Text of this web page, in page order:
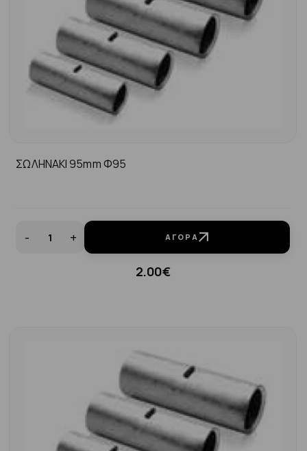
ΣΩΛΗΝΑΚΙ 95mm Φ95
- + ΑΓΟΡΆ
2.00€